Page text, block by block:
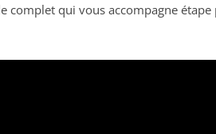
complet qui vous accompagne étape